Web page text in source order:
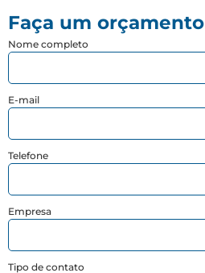
Faça um orçamento
Nome completo
E-mail
Telefone
Empresa
Tipo de contato